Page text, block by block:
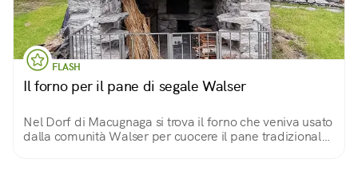
FLASH
Il forno per il pane di segale Walser
Nel Dorf di Macugnaga si trova il forno che veniva usato
dalla comunità Walser per cuocere il pane tradizionale